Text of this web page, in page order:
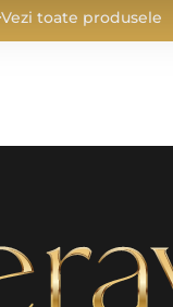
Vezi toate produsele